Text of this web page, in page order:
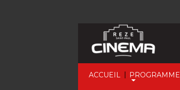
ACCUEIL | PROGRAMME